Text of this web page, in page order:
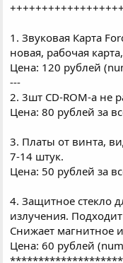
1. Звуковая Карта
новая, рабочая
Цена: 120 рублей
---
2. 3шт CD-ROM-а не
Цена: 80 рублей за
3. Платы от винта,
7-14 штук.
Цена: 50 рублей за
4. Защитное стекло
излучения.
Снижает магнитное
Цена: 60 рублей